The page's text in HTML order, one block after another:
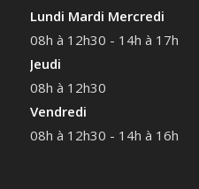
Lundi Mardi Mercredi
08h à 12h30 - 14h à 17h
Jeudi
08h à 12h30
Vendredi
08h à 12h30 - 14h à 16h